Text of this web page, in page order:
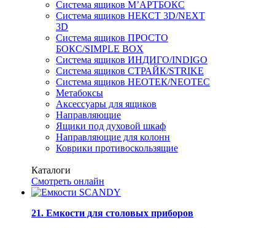
Система ящиков М’АРТБОКС
Система ящиков НЕКСТ 3D/NEXT
3D
Система ящиков ПРОСТО
БОКС/SIMPLE BOX
Система ящиков ИНДИГО/INDIGO
Система ящиков СТРАЙК/STRIKE
Система ящиков НЕОТЕК/NEOTEC
Метабоксы
Аксессуары для ящиков
Направляющие
Ящики под духовой шкаф
Направляющие для колонн
Коврики противоскользящие
Каталоги
Смотреть онлайн
21. Емкости для столовых приборов